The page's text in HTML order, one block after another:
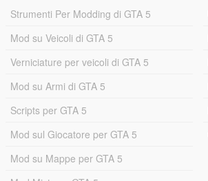
Strumenti Per Modding di GTA 5
Mod su Veicoli di GTA 5
Verniciature per veicoli di GTA 5
Mod su Armi di GTA 5
Scripts per GTA 5
Mod sul Giocatore per GTA 5
Mod su Mappe per GTA 5